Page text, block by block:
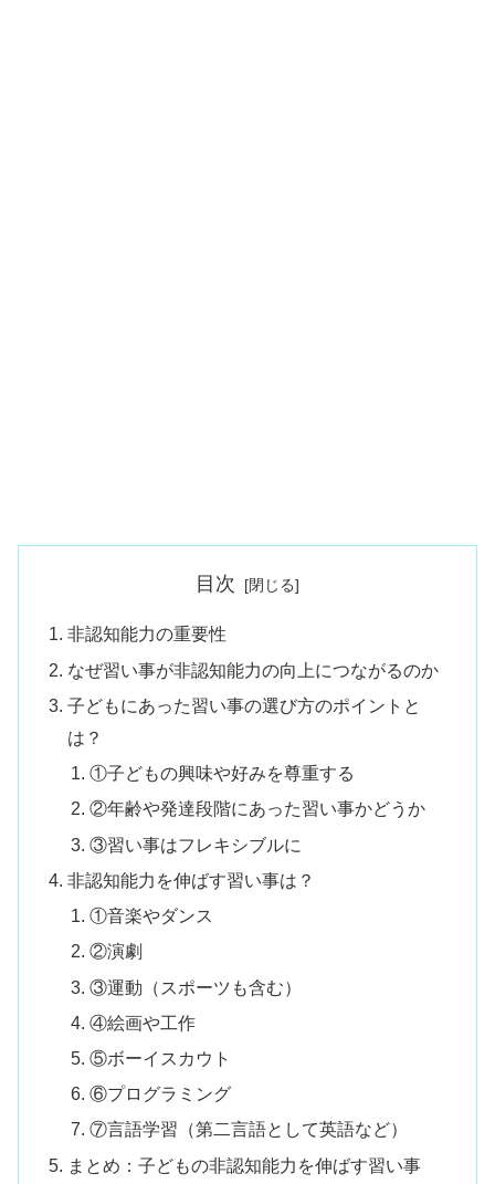
目次
非認知能力の重要性
なぜ習い事が非認知能力の向上につながるのか
子どもにあった習い事の選び方のポイントと
は？
①子どもの興味や好みを尊重する
②年齢や発達段階にあった習い事かどうか
③習い事はフレキシブルに
非認知能力を伸ばす習い事は？
①音楽やダンス
②演劇
③運動（スポーツも含む）
④絵画や工作
⑤ボーイスカウト
⑥プログラミング
⑦言語学習（第二言語として英語など）
まとめ：子どもの非認知能力を伸ばす習い事